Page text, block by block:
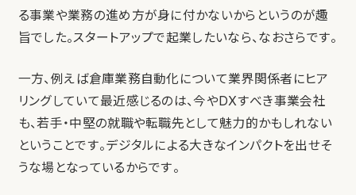
る事業や業務の進め方が身に付かないからというのが趣
旨でした。スタートアップで起業したいなら、なおさらです。
一方、例えば倉庫業務自動化について業界関係者にヒア
リングしていて最近感じるのは、今やDXすべき事業会社
も、若手・中堅の就職や転職先として魅力的かもしれない
ということです。デジタルによる大きなインパクトを出せそ
うな場となっているからです。